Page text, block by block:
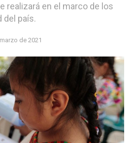
realizará en el marco de los
del país.
de 2021